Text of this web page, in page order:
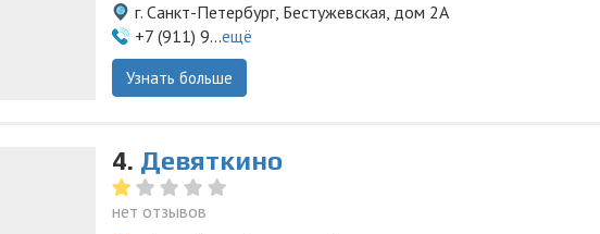
г. Санкт-Петербург, Бестужевская, дом 2А
+7 (911) 9...ещё
Узнать больше
4. Девяткино
нет отзывов